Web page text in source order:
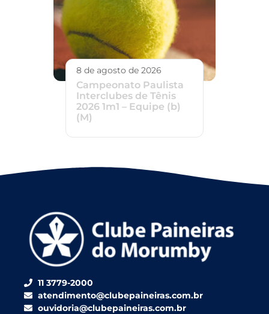
8 de agosto de 2026
Campeonato Paulista
Interclubes de Tênis
2026 1m1 – Equipe (b)
(M)
11 3779-2000
atendimento@clubepaineiras.com.br
ouvidoria@clubepaineiras.com.br